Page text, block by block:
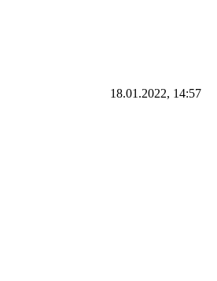
18.01.2022, 14:57